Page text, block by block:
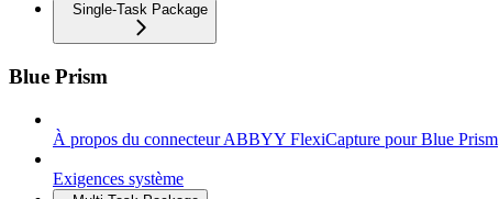
Single-Task Package
Blue Prism
À propos du connecteur ABBYY FlexiCapture pour Blue Prism
Exigences système